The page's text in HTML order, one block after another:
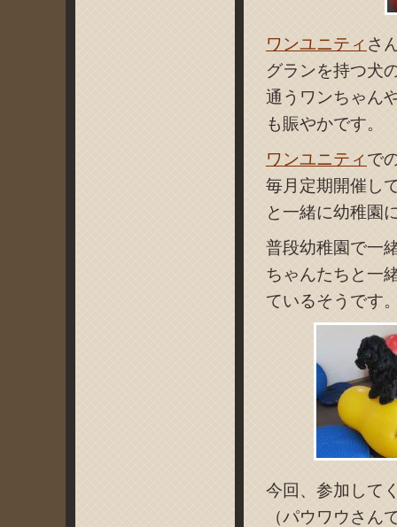
ワンユニティ さ
グランを持つ犬
通うワンちゃん
も賑やかです。
ワンユニティで
毎月定期開催し
と一緒に幼稚園
普段幼稚園で一
ちゃんたちと一
ているそうです
今回、参加して
（パウワウさん